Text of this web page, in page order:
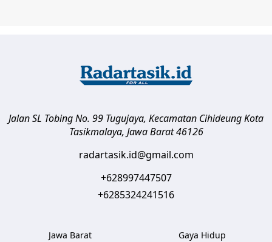
Jalan SL Tobing No. 99 Tugujaya, Kecamatan CihideungKota
Tasikmalaya, Jawa Barat 46126
radartasik.id@gmail.com
+628997447507
+6285324241516
Jawa Barat
Gaya Hidup